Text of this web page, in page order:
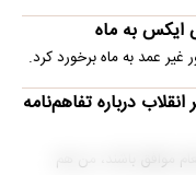
درباره تفاهم‌نامه
موافق باشند، من هم